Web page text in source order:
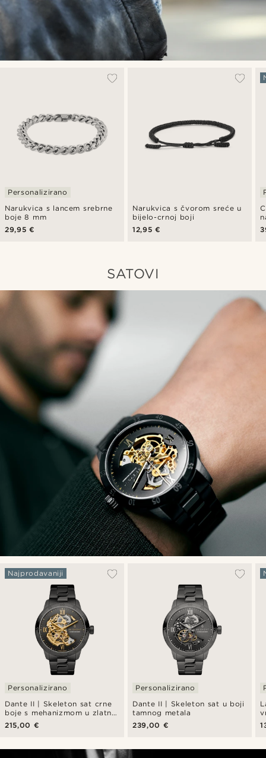
Narukvica s lancem srebrne
boje 8 mm
Personalizirano
29,95 €
Narukvica s čvorom sreće u
bijelo-crnoj boji
12,95 €
SATOVI
Dante II | Skeleton sat crne
boje s mehanizmom u zlatnoj
boji
Najprodavaniji
Personalizirano
215,00 €
Dante II | Skeleton sat u boji
tamnog metala
Personalizirano
239,00 €